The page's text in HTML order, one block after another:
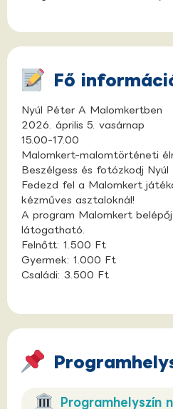
Fő
Nyúl Péter A Malomkertben
2026. április 5. vasárnap
15.00-17.00
Malomkert-malomtörténeti
Beszélgess és fotózkodj Nyúl
Fedezd fel a Malomkert
kézműves asztaloknál!
A program Malomkert
látogatható.
Felnőtt: 1.500 Ft
Gyermek: 1.000 Ft
Családi: 3.500 Ft
Programhelyszín